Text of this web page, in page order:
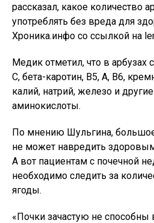
рассказал, какое количество
употреблять без вреда для
Хроника.инфо со ссылкой на
Медик отметил, что в арбузах
C, бета-каротин, В5, А, В6,
калий, натрий, железо и
аминокислоты.
По мнению Шульгина,
не может навредить
А вот пациентам с почечной
необходимо следить за
ягоды.
«Почки зачастую не